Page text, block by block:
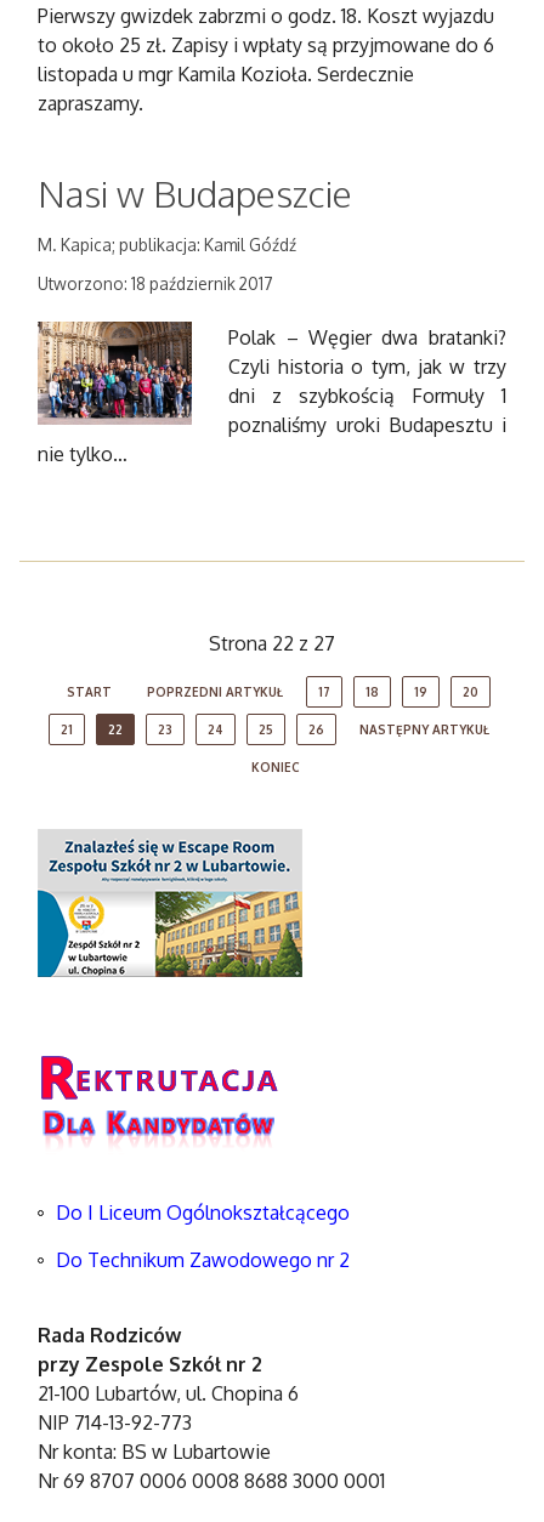
Pierwszy gwizdek zabrzmi o godz. 18. Koszt wyjazdu
to około 25 zł. Zapisy i wpłaty są przyjmowane do 6
listopada u mgr Kamila Kozioła. Serdecznie
zapraszamy.
Nasi w Budapeszcie
M. Kapica; publikacja: Kamil Góźdź
Utworzono: 18 październik 2017
Polak – Węgier dwa bratanki?
Czyli historia o tym, jak w trzy
dni z szybkością Formuły 1
poznaliśmy uroki Budapesztu i
nie tylko…
Strona 22 z 27
START POPRZEDNI ARTYKUŁ 17 18 19 20
21 22 23 24 25 26 NASTĘPNY ARTYKUŁ
KONIEC
Do I Liceum Ogólnokształcącego
Do Technikum Zawodowego nr 2
Rada Rodziców
przy Zespole Szkół nr 2
21-100 Lubartów, ul. Chopina 6
NIP 714-13-92-773
Nr konta: BS w Lubartowie
Nr 69 8707 0006 0008 8688 3000 0001